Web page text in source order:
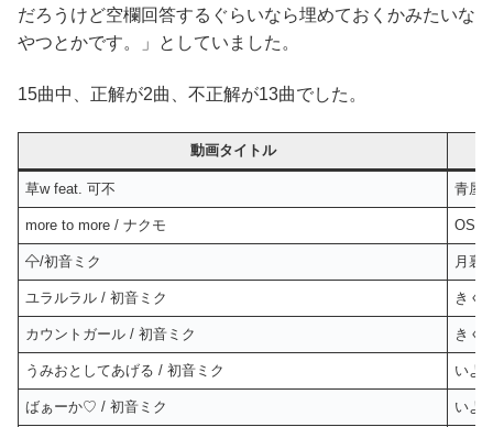
だろうけど空欄回答するぐらいなら埋めておくかみたいな
やつとかです。」としていました。
15曲中、正解が2曲、不正解が13曲でした。
動画タイトル
草w feat. 可不 青屋
more to more / ナクモ
㐃/初音ミク 月裏
ユラルラル / 初音ミク きく
カウントガール / 初音ミク きく
うみおとしてあげる / 初音ミク いよ
ばぁーか♡ / 初音ミク いよ